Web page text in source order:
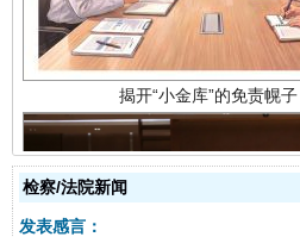
检察/法院新闻
发表感言：